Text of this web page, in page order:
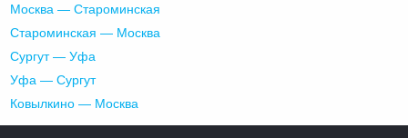
Москва — Староминская
Староминская — Москва
Сургут — Уфа
Уфа — Сургут
Ковылкино — Москва